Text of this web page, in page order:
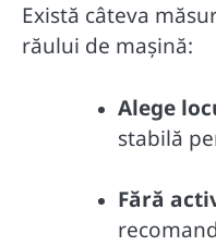
Există câteva
răului de mașină:
Alege
stabilă
Fără